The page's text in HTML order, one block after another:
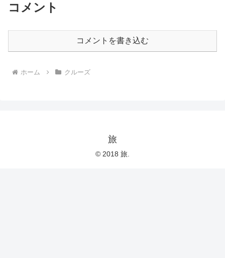
コメント
コメントを書き込む
ホーム クルーズ
旅
© 2018 旅.